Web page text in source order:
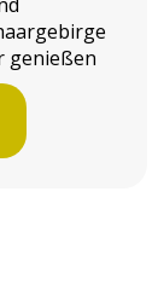
genießen